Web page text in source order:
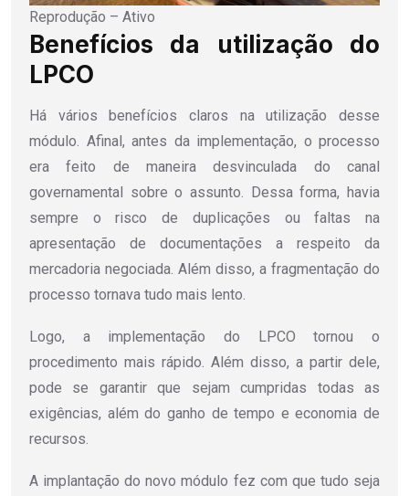
Reprodução – Ativo
Benefícios da utilização do
LPCO
Há vários benefícios claros na utilização desse
módulo. Afinal, antes da implementação, o processo
era feito de maneira desvinculada do canal
governamental sobre o assunto. Dessa forma, havia
sempre o risco de duplicações ou faltas na
apresentação de documentações a respeito da
mercadoria negociada. Além disso, a fragmentação do
processo tornava tudo mais lento.
Logo, a implementação do LPCO tornou o
procedimento mais rápido. Além disso, a partir dele,
pode se garantir que sejam cumpridas todas as
exigências, além do ganho de tempo e economia de
recursos.
A implantação do novo módulo fez com que tudo seja